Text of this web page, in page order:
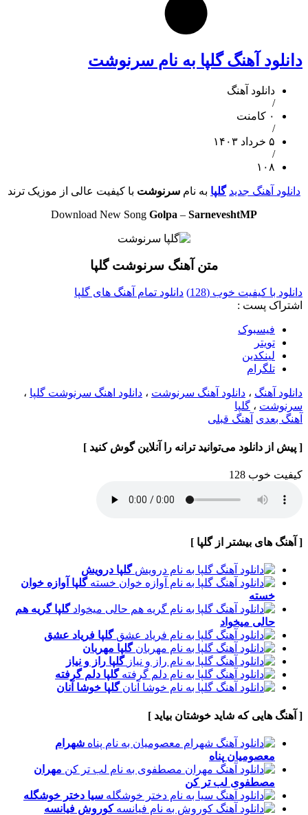
دانلود آهنگ گلپا به نام سرنوشت
دانلود آهنگ
/
۰ کامنت
/
۵ خرداد ۱۴۰۳
/
۱۰۸
دانلود آهنگ جدید گلپا به نام سرنوشت با کیفیت عالی از موزیک ترند
Download New Song Golpa – SarneveshtMP
متن آهنگ سرنوشت گلپا
دانلود با کیفیت خوب (128)
دانلود تمام آهنگ های گلپا
اشتراک پست :
فيسبوک
تويتر
لینکدین
تلگرام
دانلود آهنگ ، دانلود آهنگ سرنوشت ، دانلود اهنگ سرنوشت گلپا ،
سرنوشت ، گلپا
آهنگ بعدی آهنگ قبلی
[ پیش از دانلود می‌توانید ترانه را آنلاین گوش کنید ]
کیفیت خوب 128
[ آهنگ های بیشتر از گلپا ]
گلپا درویش
گلپا آوازه خوان
خسته
گلپاگریه هم
حالی میخواد
گلپا فریاد عشق
گلپا مهربان
گلپا راز و نیاز
گلپا دلم گرفته
گلپا خوشا آنان
[ آهنگ هایی که شاید خوشتان بیاید ]
شهرام
معصومیان پناه
مهران
مصطفوی لب تر کن
سیا دختر خوشگله
کوروش فیانسه